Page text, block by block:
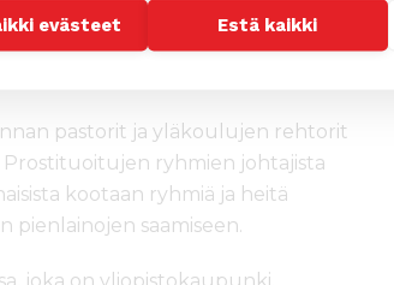
evästeet Estä kaikki
heitä toisenlaisen toimeentulon
pääsyä koulutukseen ja
pastorit ja yläkoulujen rehtorit
ryhmien johtajista
kootaan ryhmiä ja heitä
pienlainojen saamiseen.